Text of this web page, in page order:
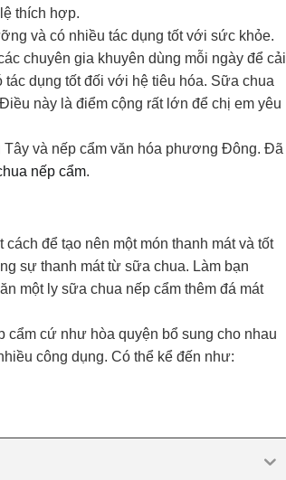
thích hợp.
và có nhiều tác dụng tốt với sức khỏe.
chuyên gia khuyên dùng mỗi ngày để cải
dụng tốt đối với hệ tiêu hóa. Sữa chua
này là điểm cộng rất lớn để chị em yêu
và nếp cẩm văn hóa phương Đông. Đã
nếp cẩm.
để tạo nên một món thanh mát và tốt
sự thanh mát từ sữa chua. Làm bạn
một ly sữa chua nếp cẩm thêm đá mát
cứ như hòa quyện bổ sung cho nhau
công dụng. Có thể kể đến như: